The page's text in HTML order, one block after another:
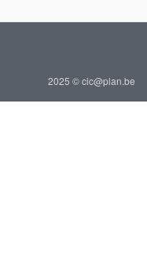
2025 © cic@plan.be